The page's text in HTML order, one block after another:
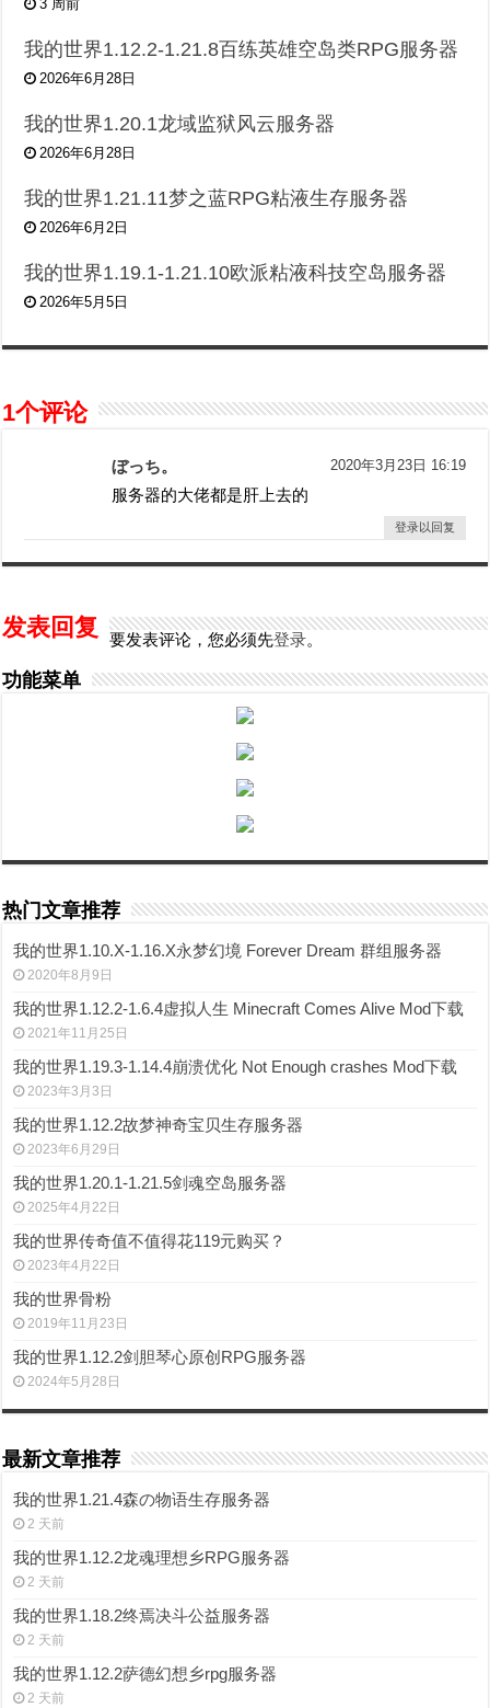
3 周前
我的世界1.12.2-1.21.8百练英雄空岛类RPG服务器
2026年6月28日
我的世界1.20.1龙域监狱风云服务器
2026年6月28日
我的世界1.21.11梦之蓝RPG粘液生存服务器
2026年6月2日
我的世界1.19.1-1.21.10欧派粘液科技空岛服务器
2026年5月5日
1个评论
ぼっち。 2020年3月23日 16:19
服务器的大佬都是肝上去的
登录以回复
发表回复 要发表评论，您必须先登录。
功能菜单
热门文章推荐
我的世界1.10.X-1.16.X永梦幻境 Forever Dream 群组服务器
2020年8月9日
我的世界1.12.2-1.6.4虚拟人生 Minecraft Comes Alive Mod下载
2021年11月25日
我的世界1.19.3-1.14.4崩溃优化 Not Enough crashes Mod下载
2023年3月3日
我的世界1.12.2故梦神奇宝贝生存服务器
2023年6月29日
我的世界1.20.1-1.21.5剑魂空岛服务器
2025年4月22日
我的世界传奇值不值得花119元购买？
2023年4月22日
我的世界骨粉
2019年11月23日
我的世界1.12.2剑胆琴心原创RPG服务器
2024年5月28日
最新文章推荐
我的世界1.21.4森の物语生存服务器
2 天前
我的世界1.12.2龙魂理想乡RPG服务器
2 天前
我的世界1.18.2终焉决斗公益服务器
2 天前
我的世界1.12.2萨德幻想乡rpg服务器
2 天前